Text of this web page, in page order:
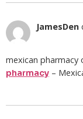
JamesDen
mexican pharmacy
pharmacy –